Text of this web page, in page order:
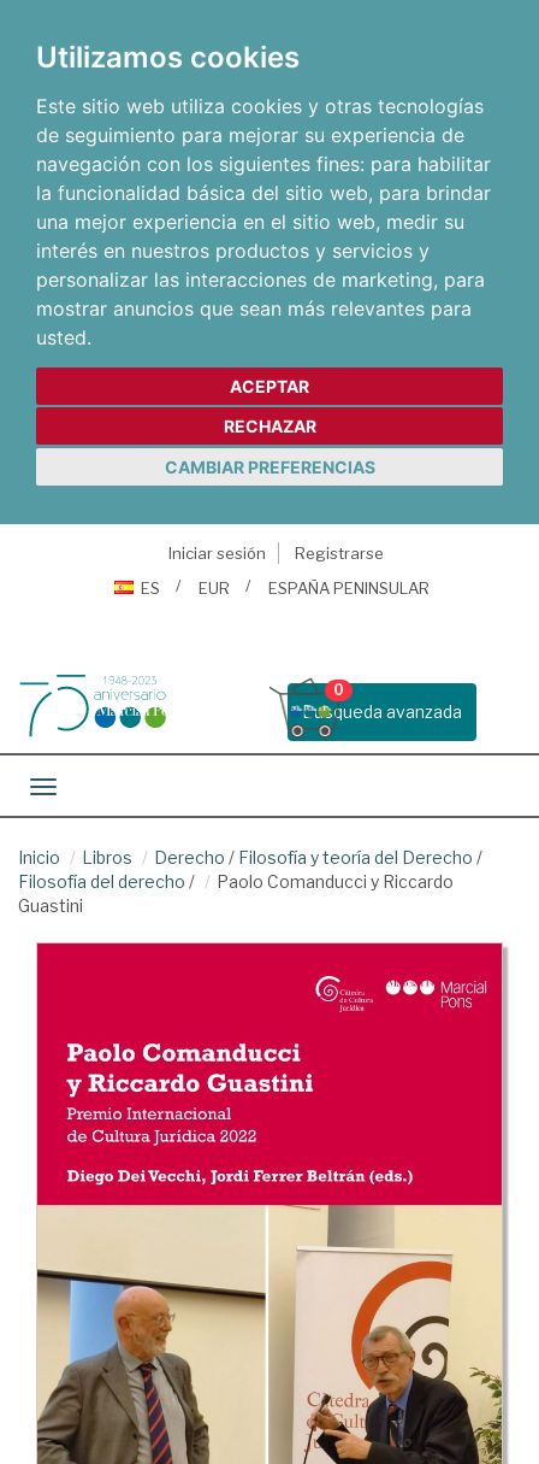
Utilizamos cookies
Este sitio web utiliza cookies y otras tecnologías
de seguimiento para mejorar su experiencia de
navegación con los siguientes fines: para habilitar
la funcionalidad básica del sitio web, para brindar
una mejor experiencia en el sitio web, medir su
interés en nuestros productos y servicios y
personalizar las interacciones de marketing, para
mostrar anuncios que sean más relevantes para
usted.
ACEPTAR
RECHAZAR
CAMBIAR PREFERENCIAS
Iniciar sesión
Registrarse
ES
EUR ESPAÑA PENINSULAR
Busqueda avanzada
0
Toggle navigation
Inicio Libros Derecho / Filosofía y teoría del Derecho /
Filosofía del derecho /
Paolo Comanducci y Riccardo
Guastini